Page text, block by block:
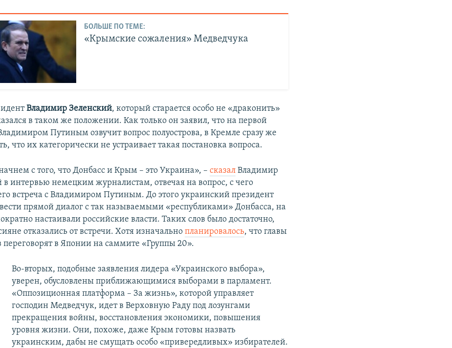
БОЛЬШЕ ПО ТЕМЕ:
«Крымские сожаления» Медведчука
Владимир Зеленский, который старается особо не «драконить»
в таком же положении. Как только он заявил, что на первой
Путиным озвучит вопрос полуострова, в Кремле сразу же
что их категорически не устраивает такая постановка вопроса.
с того, что Донбасс и Крым – это Украина», –сказал Владимир
в интервью немецким журналистам, отвечая на вопрос, с чего
встреча с Владимиром Путиным. До этого украинский президент
вести прямой диалог с так называемыми «республиками» Донбасса, на
настаивали российские власти. Таких слов было достаточно,
отказались от встречи. Хотя изначальнопланировалось, что главы
переговорят в Японии на саммите «Группы 20».
Во-вторых, подобные заявления лидера «Украинского выбора»,
уверен, обусловлены приближающимися выборами в парламент.
«Оппозиционная платформа – За жизнь», которой управляет
господин Медведчук, идет в Верховную Раду под лозунгами
прекращения войны, восстановления экономики, повышения
уровня жизни. Они, похоже, даже Крым готовы назвать
украинским, дабы не смущать особо «привередливых» избирателей.